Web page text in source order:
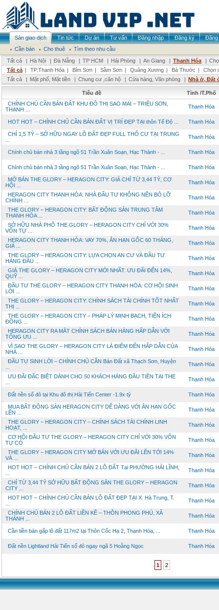
Sàn giao dịch Tin tức Dự án Tư vấn Đăng nhập Đăng ký
Đăng
Cần bán
Cho thuê
Tìm theo nhu cầu
Tất cả
| Hà Nội | Đà Nẵng | TP HCM | Hải Phòng | An Giang | Thanh Hóa |
Tất cả | TP.Thanh Hóa | Bỉm Sơn | Sầm Sơn | Quảng Xương | Bá Thước |
Chọn
Tất cả
| Mặt phố, Mặt tiền | Chung cư ,căn hộ | Cửa hàng, Văn phòng | Nhà ở, Đất
Tiêu đề
Tỉnh /T.Phố
CHÍNH CHỦ CẦN BÁN ĐẤT KHU ĐÔ THỊ SAO MAI – TRIỆU SƠN,
THANH ...
Thanh Hóa
HOT HOT – CHÍNH CHỦ CẦN BÁN ĐẤT VỊ TRÍ ĐẸP TẠI thôn Tế Độ ... Thanh Hóa
CHỈ 1,5 TỶ – SỞ HỮU NGAY LÔ ĐẤT ĐẸP FULL THỔ CƯ TẠI TRUNG
Thanh Hóa
Chính chủ bán nhà 3 tầng ngõ 51 Trần Xuân Soạn, Hạc Thành - ... Thanh Hóa
Chính chủ bán nhà 3 tầng ngõ 51 Trần Xuân Soạn, Hạc Thành - ... Thanh Hóa
MỞ BÁN THE GLORY – HERAGON CITY: GIÁ CHỈ TỪ 3,44 TỶ, CƠ
HỘI ...
Thanh Hóa
HERAGON CITY THANH HÓA: NHÀ ĐẦU TƯ KHÔNG NÊN BỎ LỠ
CHÍNH ...
Thanh Hóa
THE GLORY – HERAGON CITY: BẤT ĐỘNG SẢN TRUNG TÂM
THANH HÓA ...
Thanh Hóa
SỞ HỮU NHÀ PHỐ THE GLORY – HERAGON CITY CHỈ VỚI 30%
VỐN TỰ ...
Thanh Hóa
HERAGON CITY THANH HÓA: VAY 70%, ÂN HẠN GỐC 60 THÁNG,
GIÁ ...
Thanh Hóa
THE GLORY – HERAGON CITY: LỰA CHỌN AN CƯ VÀ ĐẦU TƯ
HÀNG ĐẦU ...
Thanh Hóa
GIÁ THE GLORY – HERAGON CITY MỚI NHẤT: ƯU ĐÃI ĐẾN 14%,
QUỸ ...
Thanh Hóa
ĐẦU TƯ THE GLORY – HERAGON CITY THANH HÓA: CƠ HỘI SINH
LỜI ...
Thanh Hóa
THE GLORY – HERAGON CITY: CHÍNH SÁCH TÀI CHÍNH TỐT NHẤT
THỊ ...
Thanh Hóa
THE GLORY – HERAGON CITY – PHÁP LÝ MINH BẠCH, TIỆN ÍCH
ĐỒNG ...
Thanh Hóa
HERAGON CITY RA MẮT CHÍNH SÁCH BÁN HÀNG HẤP DẪN VỚI
TỔNG ƯU ...
Thanh Hóa
VÌ SAO THE GLORY – HERAGON CITY LÀ ĐIỂM ĐẾN HẤP DẪN CỦA
NHÀ ...
Thanh Hóa
ĐẦU TƯ SINH LỜI – CHÍNH CHỦ CẦN Bán Đất xã Thạch Sơn, Huyện
Thanh Hóa
ƯU ĐÃI ĐẶC BIỆT DÀNH CHO 50 KHÁCH HÀNG ĐẦU TIÊN TẠI THE
Thanh Hóa
Đất nền sổ đỏ tại Khu đô thị Hải Tiến Center -1.9x tỷ Thanh Hóa
MUA BẤT ĐỘNG SẢN HERAGON CITY DỄ DÀNG VỚI ÂN HẠN GỐC
LÊN ...
Thanh Hóa
THE GLORY – HERAGON CITY – CHÍNH SÁCH TÀI CHÍNH LINH
HOẠT, ...
Thanh Hóa
CƠ HỘI ĐẦU TƯ THE GLORY – HERAGON CITY CHỈ VỚI 30% VỐN
TỰ CÓ
Thanh Hóa
THE GLORY – HERAGON CITY MỞ BÁN VỚI ƯU ĐÃI LÊN TỚI 14%
VÀ ...
Thanh Hóa
HOT HOT – CHÍNH CHỦ CẦN BÁN 2 LÔ ĐẤT Tại PHƯỜNG HẢI LĨNH,
Thanh Hóa
CHỈ TỪ 3,44 TỶ SỞ HỮU BẤT ĐỘNG SẢN THE GLORY – HERAGON
CITY ...
Thanh Hóa
HOT HOT – CHÍNH CHỦ CẦN BÁN LÔ ĐẤT ĐẸP TẠI X. Hà Trung, T.
Thanh Hóa
CHÍNH CHỦ BÁN 2 LÔ ĐẤT LIỀN KỀ – THÔN PHONG PHÚ, XÃ
THÀNH ...
Thanh Hóa
Cần tiền bán gấp lô đất 117m2 tại Thôn Cốc Hạ 2, Thanh Hóa, ... Thanh Hóa
Đất nền Lightland Hải Tiến sổ đỏ ngay ngã 5 Hoằng Ngọc Thanh Hóa
1 2